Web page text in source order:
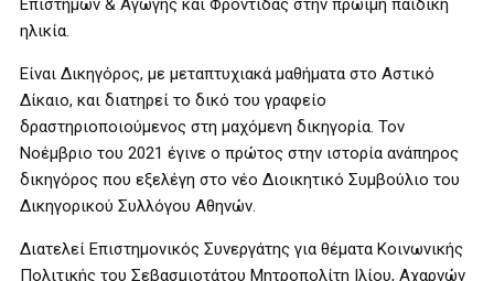
Επιστημών & Αγωγής και Φροντίδας στην πρώιμη παιδική
ηλικία.
Είναι Δικηγόρος, με μεταπτυχιακά μαθήματα στο Αστικό
Δίκαιο, και διατηρεί το δικό του γραφείο
δραστηριοποιούμενος στη μαχόμενη δικηγορία. Τον
Νοέμβριο του 2021 έγινε ο πρώτος στην ιστορία ανάπηρος
δικηγόρος που εξελέγη στο νέο Διοικητικό Συμβούλιο του
Δικηγορικού Συλλόγου Αθηνών.
Διατελεί Επιστημονικός Συνεργάτης για θέματα Κοινωνικής
Πολιτικής του Σεβασμιοτάτου Μητροπολίτη Ιλίου, Αχαρνών